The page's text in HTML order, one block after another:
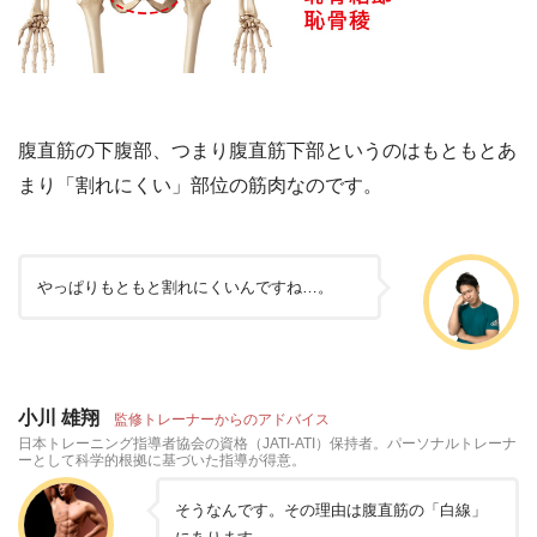
腹直筋の下腹部、つまり腹直筋下部というのはもともとあ
まり「割れにくい」部位の筋肉なのです。
やっぱりもともと割れにくいんですね…。
小川 雄翔 監修トレーナーからのアドバイス
日本トレーニング指導者協会の資格（JATI-ATI）保持者。パーソナルトレーナ
ーとして科学的根拠に基づいた指導が得意。
そうなんです。その理由は腹直筋の「白線」